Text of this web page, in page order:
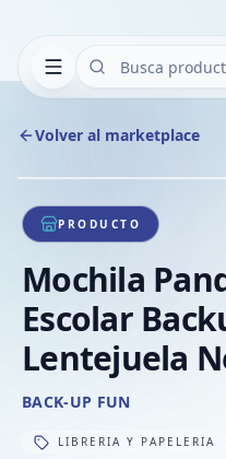
Volver al marketplace
1/1
PRODUCTO
Mochila
Escolar
Lentejuela
BACK-UP FUN
LIBRERIA Y PAPELERIA